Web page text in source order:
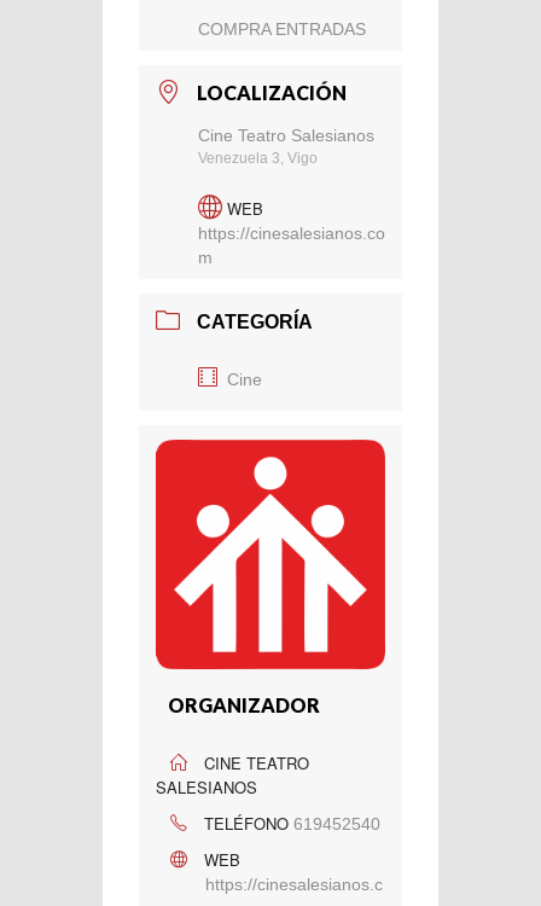
COMPRA ENTRADAS
LOCALIZACIÓN
Cine Teatro Salesianos
Venezuela 3, Vigo
WEB
https://cinesalesianos.co
m
CATEGORÍA
Cine
ORGANIZADOR
CINE TEATRO
SALESIANOS
TELÉFONO 619452540
WEB
https://cinesalesianos.c